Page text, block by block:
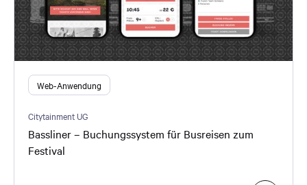
Web-Anwendung
Citytainment UG
Bassliner – Buchungssystem für Busreisen zum
Festival